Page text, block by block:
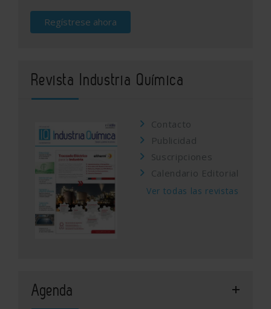
Regístrese ahora
Revista Industria Química
Contacto
Publicidad
Suscripciones
Calendario Editorial
Ver todas las revistas
Agenda